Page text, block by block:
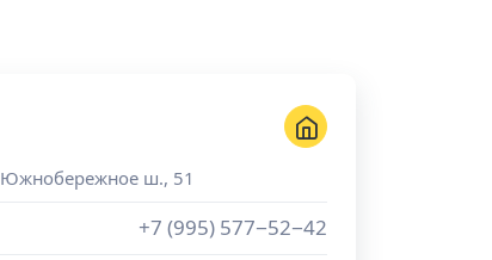
Южнобережное ш., 51
+7 (995) 577−52−42